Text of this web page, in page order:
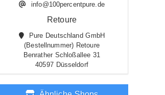
info@100percentpure.de
Retoure
Pure Deutschland GmbH
(Bestellnummer) Retoure
Benrather Schloßallee 31
40597 Düsseldorf